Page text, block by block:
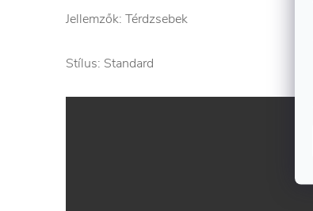
Jellemzők: Térdzsebek
Stílus: Standard